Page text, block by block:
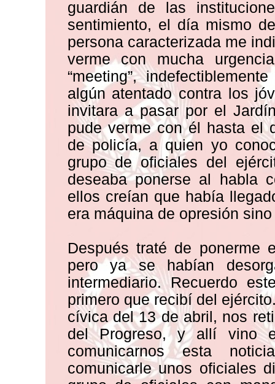
guardián de las
sentimiento, el día mismo
persona caracterizada me
verme con mucha
“meeting”,
algún atentado contra los
invitara a pasar por el
pude verme con él hasta el
de policía, a quien yo
grupo de oficiales del
deseaba ponerse al habla
ellos creían que había
era máquina de opresión
Después traté de ponerme
pero ya se habían
intermediario. Recuerdo
primero que recibí del
cívica del 13 de abril, nos
del Progreso, y allí vino
comunicarnos esta
comunicarle unos oficiales